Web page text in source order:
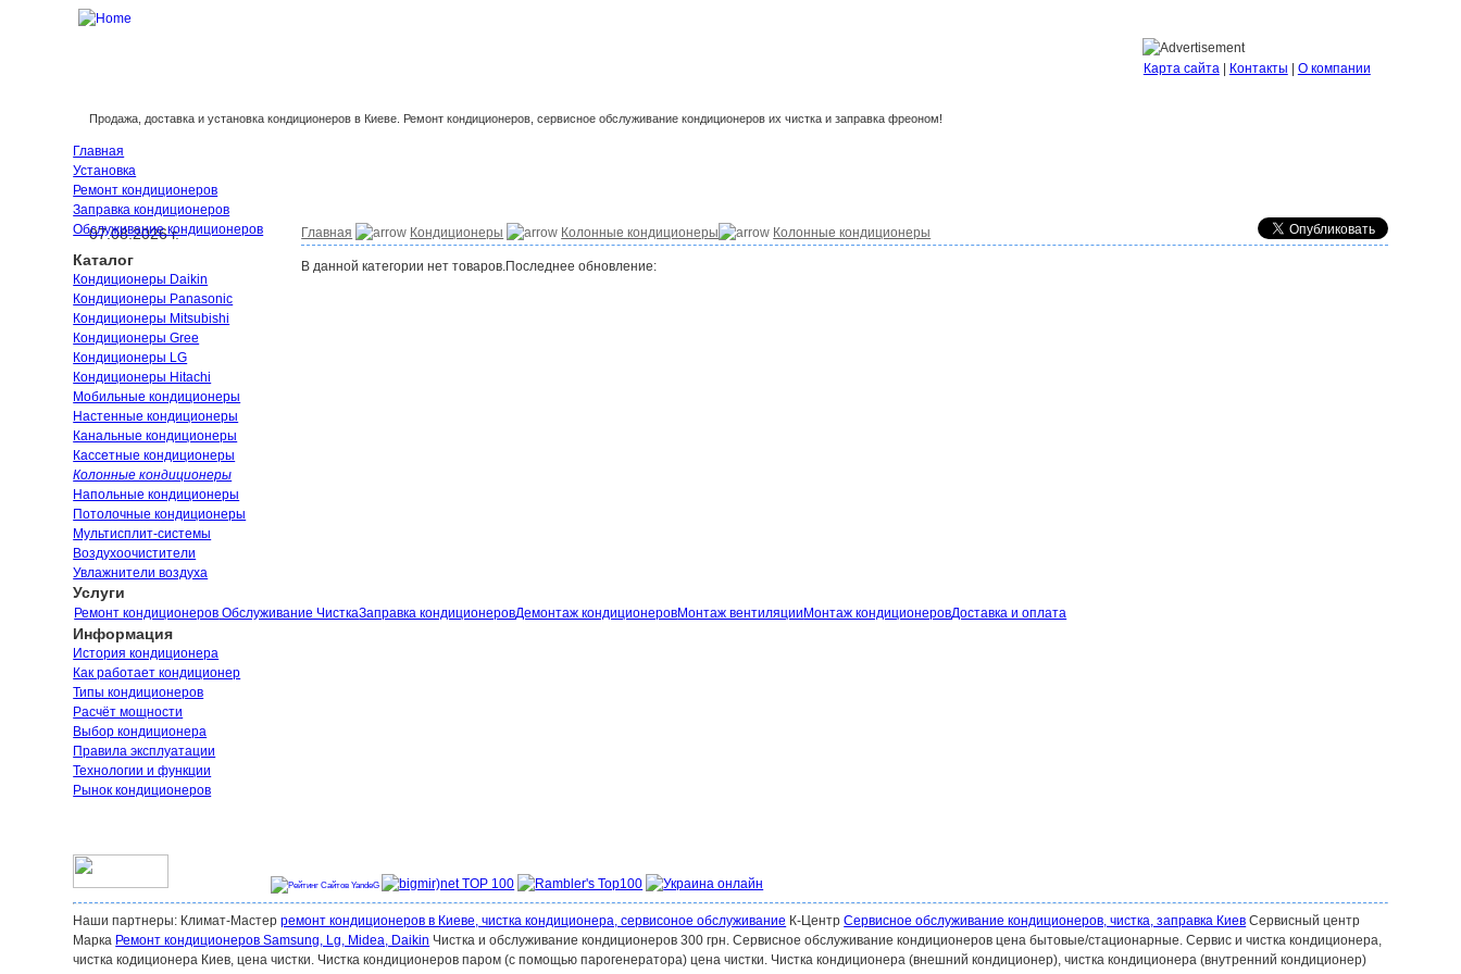
Продажа, доставка и установка кондиционеров в Киеве. Ремонт кондиционеров, сервисное обслуживание кондиционеров их чистка и заправка фреоном!
Карта сайта| Контакты О компании
Главная
Установка
Ремонт кондиционеров
Заправка кондиционеров
Обслуживание кондиционеров
07.08.2026 г.
Каталог
Кондиционеры Daikin
Кондиционеры Panasonic
Кондиционеры Mitsubishi
Кондиционеры Gree
Кондиционеры LG
Кондиционеры Hitachi
Мобильные кондиционеры
Настенные кондиционеры
Канальные кондиционеры
Кассетные кондиционеры
Колонные кондиционеры
Напольные кондиционеры
Потолочные кондиционеры
Мультисплит-системы
Воздухоочистители
Увлажнители воздуха
Услуги
Ремонт кондиционеров Обслуживание ЧисткаЗаправка кондиционеровДемонтаж кондиционеровМонтаж вентиляции Монтаж кондиционеровДоставка и оплата
Информация
История кондиционера
Как работает кондиционер
Типы кондиционеров
Расчёт мощности
Выбор кондиционера
Правила эксплуатации
Технологии и функции
Рынок кондиционеров
Главная Кондиционеры Колонные кондиционеры Колонные кондиционеры
В данной категории нет товаров.Последнее обновление:
Наши партнеры: Климат-Мастерремонт кондиционеров в Киеве, чистка кондиционера, сервисоное обслуживание К-ЦентрСервисное обслуживание кондиционеров, чистка, заправка Киев Сервисный центр
Марка Ремонт кондиционеров Samsung, Lg, Midea, Daikin Чистка и обслуживание кондиционеров 300 грн. Сервисное обслуживание кондиционеров цена бытовые/стационарные. Сервис и чистка кондиционера,
чистка кодиционера Киев, цена чистки. Чистка кондиционеров паром (с помощью парогенератора) цена чистки. Чистка кондиционера (внешний кондиционер), чистка кондиционера (внутренний кондиционер)